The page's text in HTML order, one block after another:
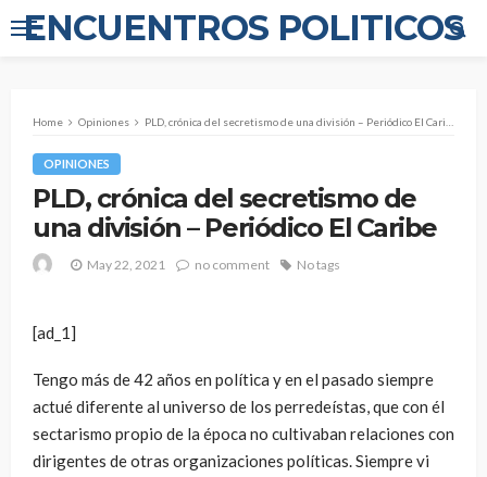
ENCUENTROS POLITICOS
Home Opiniones PLD, crónica del secretismo de una división – Periódico El Caribe
OPINIONES
PLD, crónica del secretismo de
una división – Periódico El Caribe
May 22, 2021 no comment No tags
[ad_1]
Tengo más de 42 años en política y en el pasado siempre
actué diferente al universo de los perredeístas, que con él
sectarismo propio de la época no cultivaban relaciones con
dirigentes de otras organizaciones políticas. Siempre vi